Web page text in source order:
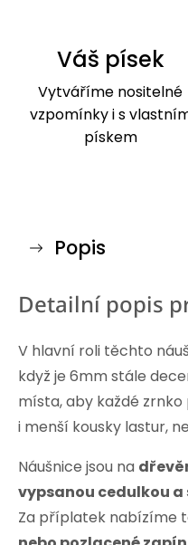
Váš písek
Vytváříme nositelné
vzpomínky i s
pískem
Popis
Detailní popis
V hlavní roli těchto
když je 6mm stále
místa, aby každé zrnko
i menší kousky lastur,
Náušnice jsou na
vypsanou cedulkou
Za příplatek nabízíme